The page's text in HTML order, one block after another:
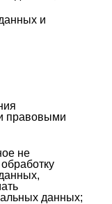
и
правовыми
не
данных;